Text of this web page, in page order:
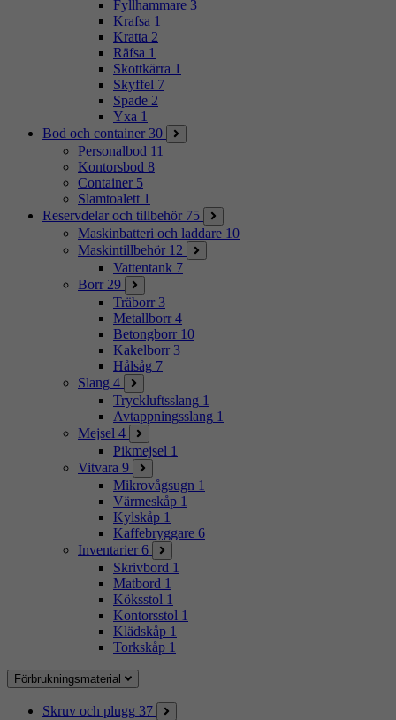
Fyllhammare 3
Krafsa 1
Kratta 2
Räfsa 1
Skottkärra 1
Skyffel 7
Spade 2
Yxa 1
Bod och container 30
Personalbod 11
Kontorsbod 8
Container 5
Slamtoalett 1
Reservdelar och tillbehör 75
Maskinbatteri och laddare 10
Maskintillbehör 12
Vattentank 7
Borr 29
Träborr 3
Metallborr 4
Betongborr 10
Kakelborr 3
Hålsåg 7
Slang 4
Tryckluftsslang 1
Avtappningsslang 1
Mejsel 4
Pikmejsel 1
Vitvara 9
Mikrovågsugn 1
Värmeskåp 1
Kylskåp 1
Kaffebryggare 6
Inventarier 6
Skrivbord 1
Matbord 1
Köksstol 1
Kontorsstol 1
Klädskåp 1
Torkskåp 1
Förbrukningsmaterial
Skruv och plugg 37